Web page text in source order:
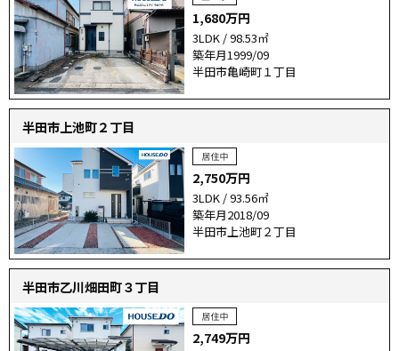
1,680万円
3LDK / 98.53㎡
築年月1999/09
半田市亀崎町１丁目
半田市上池町２丁目
2,750万円
3LDK / 93.56㎡
築年月2018/09
半田市上池町２丁目
半田市乙川畑田町３丁目
2,749万円